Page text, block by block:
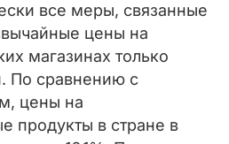
все меры, связанные
цены на
магазинах только
По сравнению с
цены на
продукты в стране в